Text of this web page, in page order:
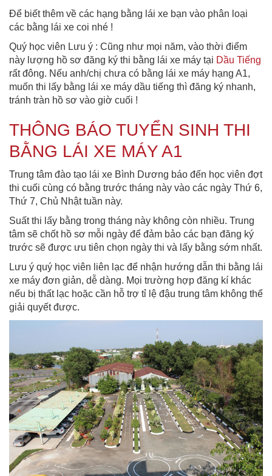
Để biết thêm về các hạng bằng lái xe bạn vào phân loại
các bằng lái xe coi nhé !
Quý học viên Lưu ý : Cũng như mọi năm, vào thời điểm
này lượng hồ sơ đăng ký thi bằng lái xe máy tại Dầu Tiếng
rất đông. Nếu anh/chị chưa có bằng lái xe máy hạng A1,
muốn thi lấy bằng lái xe máy dầu tiếng thì đăng ký nhanh,
tránh tràn hồ sơ vào giờ cuối !
THÔNG BÁO TUYỂN SINH THI
BẰNG LÁI XE MÁY A1
Trung tâm đào tạo lái xe Bình Dương báo đến học viên đợt
thi cuối cùng có bằng trước tháng này vào các ngày Thứ 6,
Thứ 7, Chủ Nhật tuần này.
Suất thi lấy bằng trong tháng này không còn nhiều. Trung
tâm sẽ chốt hồ sơ mỗi ngày để đảm bảo các bạn đăng ký
trước sẽ được ưu tiên chọn ngày thi và lấy bằng sớm nhất.
Lưu ý quý học viên liên lạc để nhận hướng dẫn thi bằng lái
xe máy đơn giản, dễ dàng. Mọi trường hợp đăng kí khác
nếu bị thất lạc hoặc cần hỗ trợ tỉ lệ đậu trung tâm không thể
giải quyết được.